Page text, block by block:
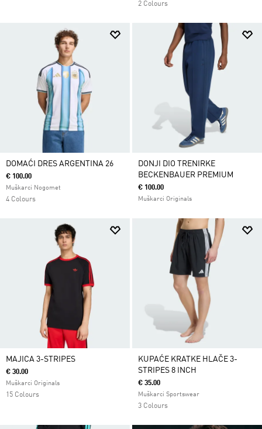
2 Colours
DOMAĆI DRES ARGENTINA 26
€ 100.00
Muškarci Nogomet
4 Colours
DONJI DIO TRENIRKE
BECKENBAUER PREMIUM
€ 100.00
Muškarci Originals
MAJICA 3-STRIPES
€ 30.00
Muškarci Originals
15 Colours
KUPAĆE KRATKE HLAČE 3-
STRIPES 8 INCH
€ 35.00
Muškarci Sportswear
3 Colours